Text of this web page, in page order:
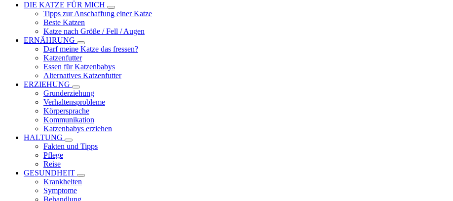
DIE KATZE FÜR MICH
Tipps zur Anschaffung einer Katze
Beste Katzen
Katze nach Größe / Fell / Augen
ERNÄHRUNG
Darf meine Katze das fressen?
Katzenfutter
Essen für Katzenbabys
Alternatives Katzenfutter
ERZIEHUNG
Grunderziehung
Verhaltensprobleme
Körpersprache
Kommunikation
Katzenbabys erziehen
HALTUNG
Fakten und Tipps
Pflege
Reise
GESUNDHEIT
Krankheiten
Symptome
Behandlung